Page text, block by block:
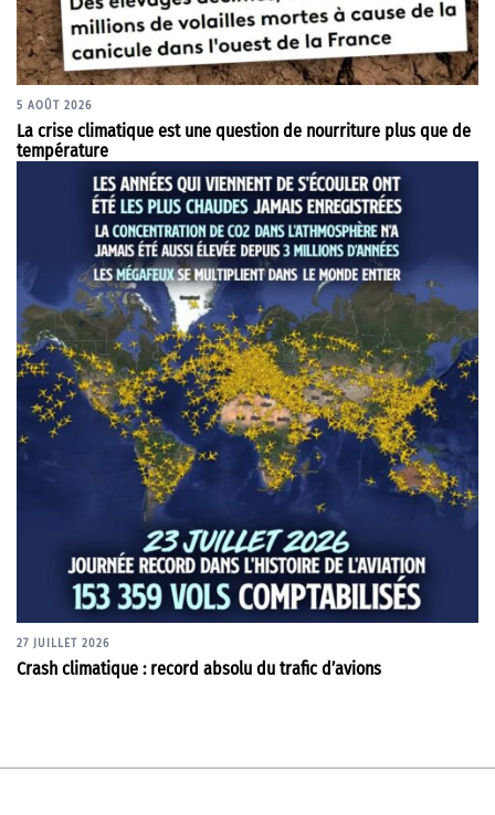
5 AOÛT 2026
La crise climatique est une question de nourriture plus que de
température
27 JUILLET 2026
Crash climatique : record absolu du trafic d’avions